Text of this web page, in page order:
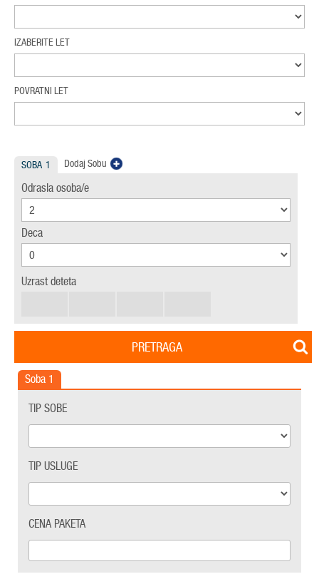
IZABERITE LET
POVRATNI LET
SOBA 1 Dodaj Sobu
Odrasla osoba/e
Deca
Uzrast deteta
PRETRAGA
Soba 1
TIP SOBE
TIP USLUGE
CENA PAKETA